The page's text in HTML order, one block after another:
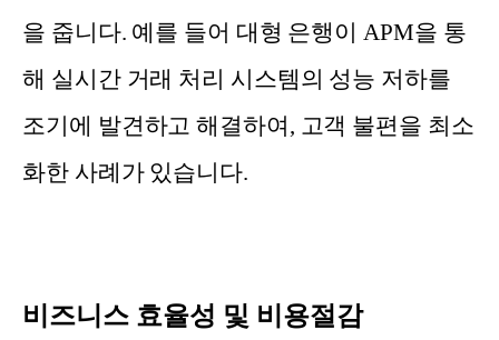
을 줍니다. 예를 들어 대형 은행이 APM을 통
해 실시간 거래 처리 시스템의 성능 저하를
조기에 발견하고 해결하여, 고객 불편을 최소
화한 사례가 있습니다.
비즈니스 효율성 및 비용절감